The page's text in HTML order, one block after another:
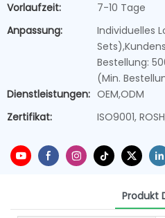
Vorlaufzeit:
7-10 Tage
Anpassung:
Individuelles
Bestellung:
(Min.
Dienstleistungen: OEM,ODM
Zertifikat:
ISO9001,
Produkt